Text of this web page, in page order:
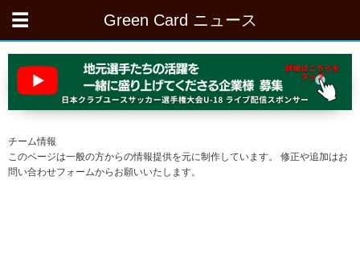
Green Card ニュース
チーム情報
このページは一般の方からの情報提供を元に制作しています。 修正や追加はお
問い合わせフォームからお願いいたします。